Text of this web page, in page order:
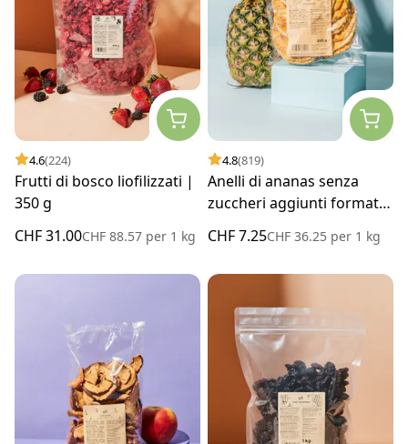
4.6(224)
Frutti di bosco liofilizzati |
350 g
CHF 31.00CHF 88.57 per 1 kg
4.8(819)
Anelli di ananas senza
zuccheri aggiunti formato
CHF 7.25CHF 36.25 per 1 kg